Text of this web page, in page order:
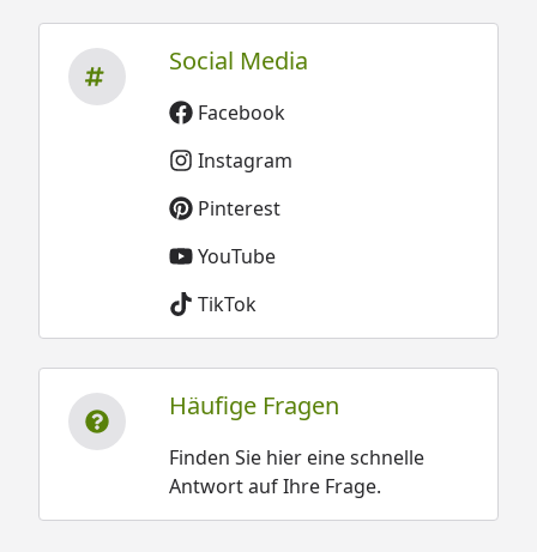
Social Media
Facebook
Instagram
Pinterest
YouTube
TikTok
Häufige Fragen
Finden Sie hier eine schnelle
Antwort auf Ihre Frage.